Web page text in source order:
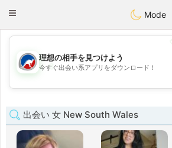
AustraliaChat
Toggle
Mode
💖
💕
理想の相手を見つけよう
今すぐ出会い系アプリをダウンロード！
出会い 女 New South Wales